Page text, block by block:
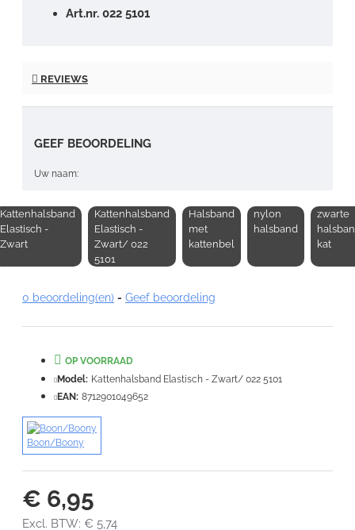
Art.nr. 022 5101
REVIEWS
GEEF BEOORDELING
Uw naam:
Note:HTML-code wordt niet vertaald!
Slecht
Kattenhalsband
Elastisch -
Zwart
Kattenhalsband
Elastisch -
Zwart/ 022
5101
Halsband
met
kattenbel
nylon
halsband
zwarte
kat
0 beoordeling(en) - Geef beoordeling
€ 6,95
Excl. BTW: € 5,74
OP VOORRAAD
Model: Kattenhalsband Elastisch - Zwart/ 022 5101
EAN: 8712901049652
Boon/Boony